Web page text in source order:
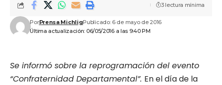
Última actualización: 06/05/2016 a las 9:40 PM
PorPrensa MichligPublicado: 6 de mayo de 2016
3 lectura mínima
Se informó sobre la reprogramación del evento
“Confraternidad Departamental”. En el día de la